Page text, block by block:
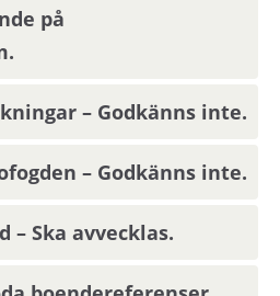
visning eller
ut via sms.Uppdatera
Mina sidor.
villkor om antal
och behandlar vi
din registrerade
på
– Godkänns inte.
– Godkänns inte.
– Ska avvecklas.